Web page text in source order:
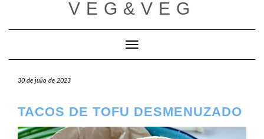
contenido
VEG&VEG
Cambiar modo de navegación
30 de julio de 2023
TACOS DE TOFU DESMENUZADO